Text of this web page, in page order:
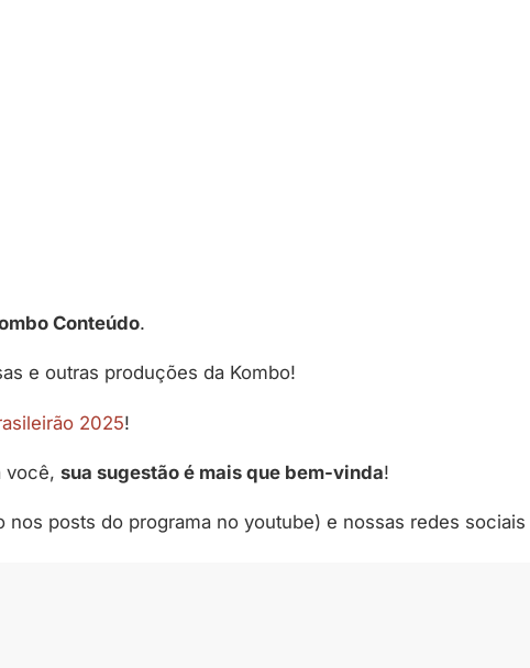
Conteúdo.
e outras produções da Kombo!
2025!
você, sua sugestão é mais que bem-vinda!
nos posts do programa no youtube) e nossas redes sociais